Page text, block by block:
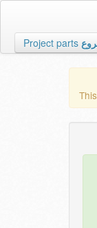
Project parts